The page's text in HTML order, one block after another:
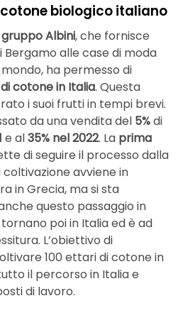
biologico italiano
gruppo Albini, che fornisce
alle case di moda
ha permesso di
cotone in Italia. Questa
i suoi frutti in tempi brevi.
da una vendita del 5%di
e al35% nel 2022. La prima
di seguire il processo dalla
avviene in
in Grecia, ma si sta
questo passaggio in
poi in Italia ed è ad
L’obiettivo di
100 ettari di cotone in
il percorso in Italia e
di lavoro.